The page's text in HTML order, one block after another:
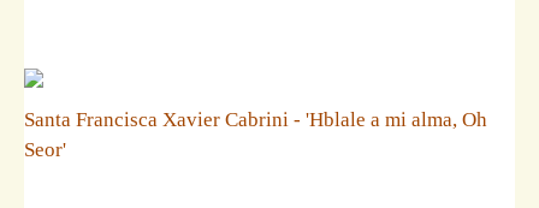
Santa Francisca Xavier Cabrini - 'Hblale a mi alma, Oh
Seor'